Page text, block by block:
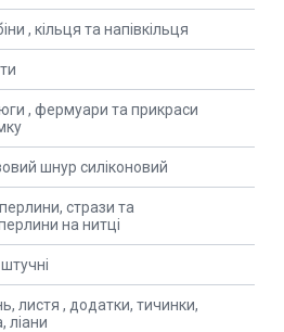
, кільця та напівкільця
, фермуари та прикраси
шнур силіконовий
стрази та
на нитці
листя , додатки, тичинки,
ліани